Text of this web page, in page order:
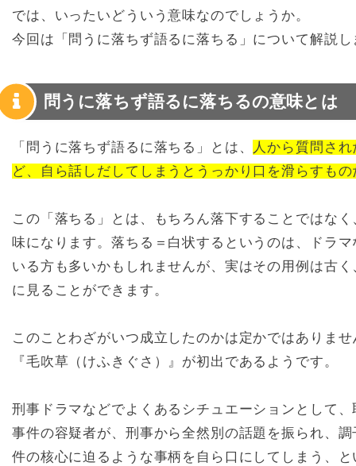
では、いったいどういう意味なのでしょうか。
今回は「問うに落ちず語るに落ちる」について解説し
問うに落ちず語るに落ちるの意味とは
「問うに落ちず語るに落ちる」とは、
人から質問さ
ど、自ら話しだしてしまうとうっかり口を滑らすもの
この「落ちる」とは、もちろん落下することではな
味になります。落ちる＝白状するというのは、ドラ
いる方も多いかもしれませんが、実はその用例は古
に見ることができます。
このことわざがいつ成立したのかは定かではありま
『毛吹草（けふきぐさ）』が初出であるようです。
刑事ドラマなどでよくあるシチュエーションとして
事件の容疑者が、刑事から全然別の話題を振られ、
件の核心に迫るような事柄を自ら口にしてしまう、